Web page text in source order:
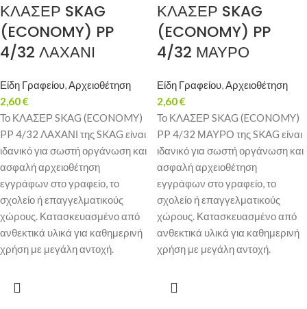
ΚΛΑΣΕΡ SKAG
(ECONOMY) PP
4/32 ΛΑΧΑΝΙ
Είδη Γραφείου,Αρχειοθέτηση
2,60€
Το ΚΛΑΣΕΡ SKAG (ECONOMY)
PP 4/32 ΛΑΧΑΝΙ της SKAG είναι
ιδανικό για σωστή οργάνωση και
ασφαλή αρχειοθέτηση
εγγράφων στο γραφείο, το
σχολείο ή επαγγελματικούς
χώρους. Κατασκευασμένο από
ανθεκτικά υλικά για καθημερινή
χρήση με μεγάλη αντοχή.
ΚΛΑΣΕΡ SKAG
(ECONOMY) PP
4/32 ΜΑΥΡΟ
Είδη Γραφείου,Αρχειοθέτηση
2,60€
Το ΚΛΑΣΕΡ SKAG (ECONOMY)
PP 4/32 ΜΑΥΡΟ της SKAG είναι
ιδανικό για σωστή οργάνωση και
ασφαλή αρχειοθέτηση
εγγράφων στο γραφείο, το
σχολείο ή επαγγελματικούς
χώρους. Κατασκευασμένο από
ανθεκτικά υλικά για καθημερινή
χρήση με μεγάλη αντοχή.